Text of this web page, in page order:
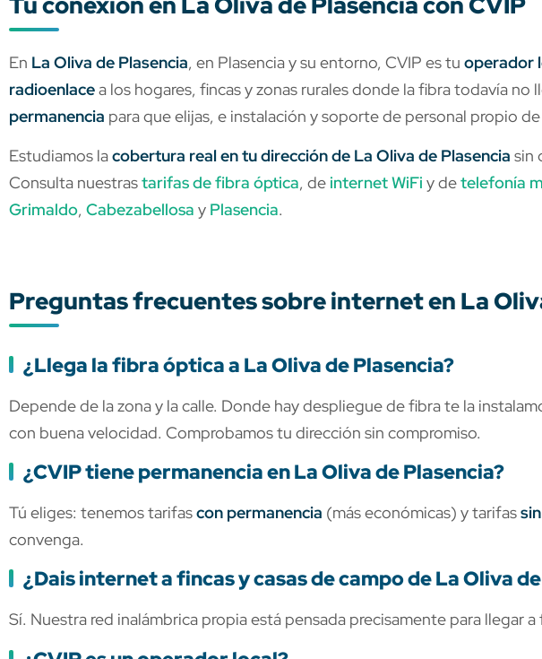
En La Oliva de Plasencia, en Plasencia y su entorno, CVIP es tu operador
radioenlacea los hogares, fincas y zonas rurales donde la fibra todavía no
permanencia para que elijas, e instalación y soporte de personal propio
Estudiamos lacobertura real en tu dirección de La Oliva de Plasencia sin
Consulta nuestrastarifas de fibra óptica, de internet WiFi y detelefonía
Grimaldo, Cabezabellosa y Plasencia.
Preguntas frecuentes sobre internet en La
¿Llega la fibra óptica a La Oliva de Plasencia?
Depende de la zona y la calle. Donde hay despliegue de fibra te la
con buena velocidad. Comprobamos tu dirección sin compromiso.
¿CVIP tiene permanencia en La Oliva de Plasencia?
Tú eliges: tenemos tarifascon permanencia (más económicas) y tarifas
convenga.
¿Dais internet a fincas y casas de campo de La Oliva
Sí. Nuestra red inalámbrica propia está pensada precisamente para llegar